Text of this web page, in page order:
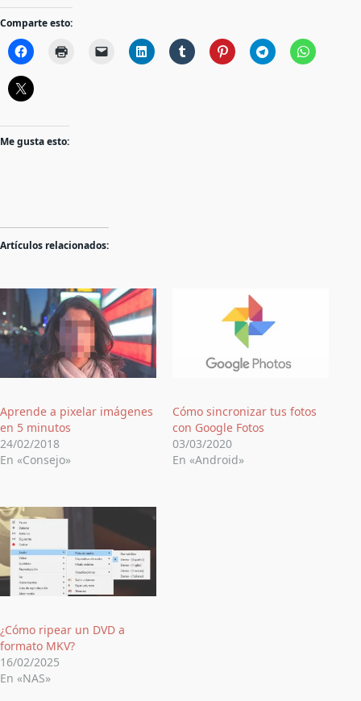
Comparte esto:
Me gusta esto:
Artículos relacionados:
Aprende a pixelar imágenes
en 5 minutos
24/02/2018
En «Consejo»
Cómo sincronizar tus fotos
con Google Fotos
03/03/2020
En «Android»
¿Cómo ripear un DVD a
formato MKV?
16/02/2025
En «NAS»